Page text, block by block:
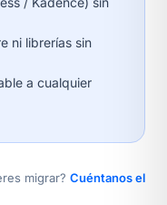
ni librerías sin
a cualquier
migrar? Cuéntanos el